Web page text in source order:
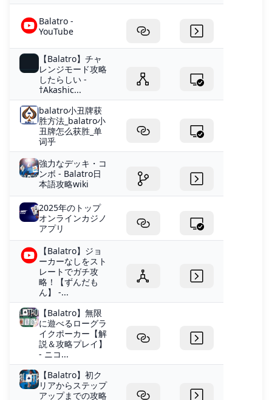
Balatro -
YouTube
【Balatro】チャ
レンジモード攻略
したらしい -
†Akashic...
balatro小丑牌获
胜方法_balatro小
丑牌怎么获胜_单
词乎
強力なデッキ・コ
ンボ - Balatro日
本語攻略wiki
2025年のトップ
オンラインカジノ
アプリ
【Balatro】ジョ
ーカーなしをスト
レートでガチ攻
略！【ずんだも
ん】 -...
【Balatro】無限
に遊べるローグラ
イクポーカー【解
説＆攻略プレイ】
- ニコ...
【Balatro】初ク
リアからステップ
アップまでの攻略